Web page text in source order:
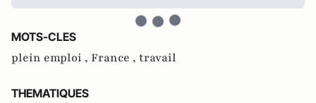
MOTS-CLES
plein emploi , France , travail
THEMATIQUES